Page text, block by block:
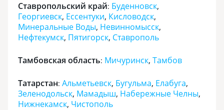
Ставропольский край: Буденновск,
Георгиевск, Ессентуки, Кисловодск,
Минеральные Воды, Невинномысск,
Нефтекумск, Пятигорск, Ставрополь
Тамбовская область: Мичуринск, Тамбов
Татарстан: Альметьевск, Бугульма, Елабуга,
Зеленодольск, Мамадыш, Набережные Челны,
Нижнекамск, Чистополь